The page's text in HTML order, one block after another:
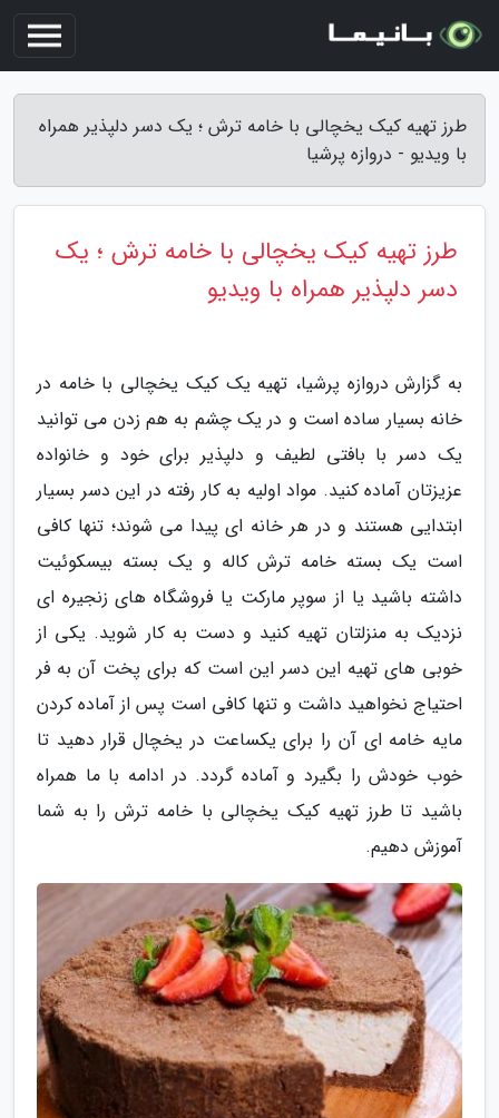
طرز تهیه کیک یخچالی با خامه ترش ؛ یک دسر دلپذیر همراه
با ویدیو - دروازه پرشیا
طرز تهیه کیک یخچالی با خامه ترش ؛ یک
دسر دلپذیر همراه با ویدیو
به گزارش دروازه پرشیا، تهیه یک کیک یخچالی با خامه در
خانه بسیار ساده است و در یک چشم به هم زدن می توانید
یک دسر با بافتی لطیف و دلپذیر برای خود و خانواده
عزیزتان آماده کنید. مواد اولیه به کار رفته در این دسر بسیار
ابتدایی هستند و در هر خانه ای پیدا می شوند؛ تنها کافی
است یک بسته خامه ترش کاله و یک بسته بیسکوئیت
داشته باشید یا از سوپر مارکت یا فروشگاه های زنجیره ای
نزدیک به منزلتان تهیه کنید و دست به کار شوید. یکی از
خوبی های تهیه این دسر این است که برای پخت آن به فر
احتیاج نخواهید داشت و تنها کافی است پس از آماده کردن
مایه خامه ای آن را برای یکساعت در یخچال قرار دهید تا
خوب خودش را بگیرد و آماده گردد. در ادامه با ما همراه
باشید تا طرز تهیه کیک یخچالی با خامه ترش را به شما
آموزش دهیم.